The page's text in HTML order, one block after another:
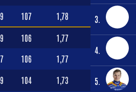
107 1,78
106 1,77
106 1,77
104 1,73
3.
4.
5.